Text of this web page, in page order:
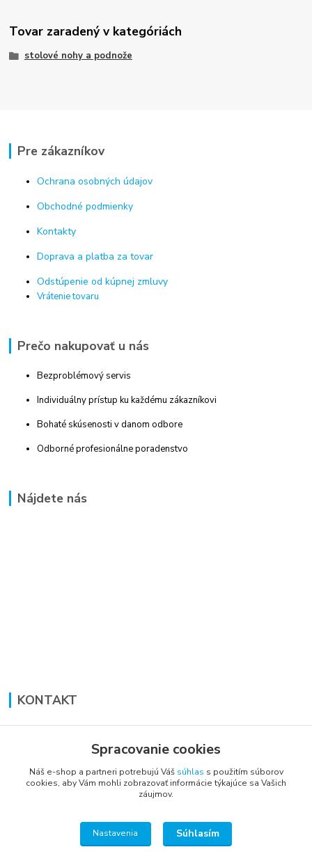
Tovar zaradený v kategóriách
stolové nohy a podnože
Pre zákazníkov
Ochrana osobných údajov
Obchodné podmienky
Kontakty
Doprava a platba za tovar
Odstúpenie od kúpnej zmluvy
Vrátenie tovaru
Prečo nakupovať u nás
Bezproblémový servis
Individuálny prístup ku každému zákazníkovi
Bohaté skúsenosti v danom odbore
Odborné profesionálne poradenstvo
Nájdete nás
KONTAKT
+421 948 711 774
vsetkoprenabytok@gmail.com
Spracovanie cookies
Náš e-shop a partneri potrebujú Váš súhlas s použitím súborov
cookies, aby Vám mohli zobrazovať informácie týkajúce sa Vašich
záujmov.
Nastavenia Súhlasím